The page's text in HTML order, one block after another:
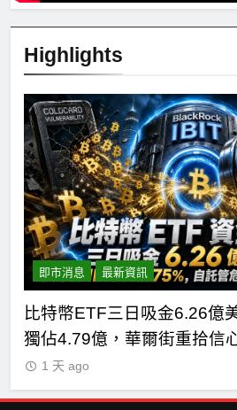
Highlights
即市消息 最新資訊
比特幣ETF三日吸金6.26億
獨佔4.79億，華爾街重拾信
1 天 ago